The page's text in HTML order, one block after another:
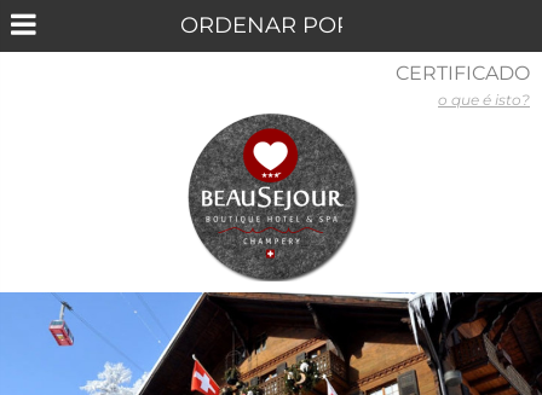
CERTIFICADO
o que é isto?